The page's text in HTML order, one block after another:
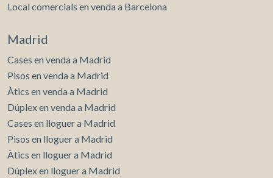
Local comercials en venda a Barcelona
Madrid
Cases en venda a Madrid
Pisos en venda a Madrid
Àtics en venda a Madrid
Dúplex en venda a Madrid
Cases en lloguer a Madrid
Pisos en lloguer a Madrid
Àtics en lloguer a Madrid
Dúplex en lloguer a Madrid